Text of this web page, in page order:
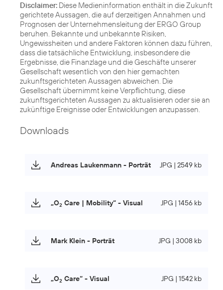
Disclaimer: Diese Medieninformation enthält in die Zukunft
gerichtete Aussagen, die auf derzeitigen Annahmen und
Prognosen der Unternehmensleitung der ERGO Group
beruhen. Bekannte und unbekannte Risiken,
Ungewissheiten und andere Faktoren können dazu führen,
dass die tatsächliche Entwicklung, insbesondere die
Ergebnisse, die Finanzlage und die Geschäfte unserer
Gesellschaft wesentlich von den hier gemachten
zukunftsgerichteten Aussagen abweichen. Die
Gesellschaft übernimmt keine Verpflichtung, diese
zukunftsgerichteten Aussagen zu aktualisieren oder sie an
zukünftige Ereignisse oder Entwicklungen anzupassen.
Downloads
Andreas Laukenmann - Porträt JPG | 2549 kb
Mark Klein - Porträt JPG | 3008 kb
„O2 Care | Mobility“ - Visual JPG | 1456 kb
„O2 Care“ - Visual JPG | 1542 kb